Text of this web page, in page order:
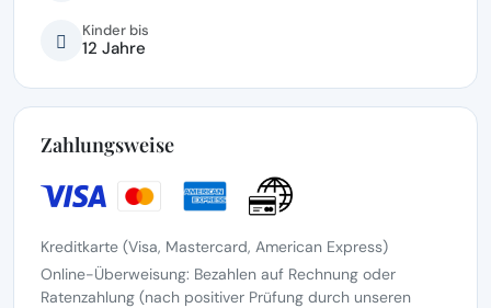
Kinder bis
12 Jahre
Zahlungsweise
Kreditkarte (Visa, Mastercard, American Express)
Online-Überweisung: Bezahlen auf Rechnung oder
Ratenzahlung (nach positiver Prüfung durch unseren